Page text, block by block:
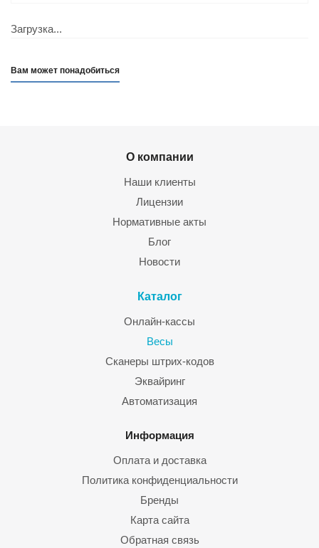
Загрузка...
Вам может понадобиться
О компании
Наши клиенты
Лицензии
Нормативные акты
Блог
Новости
Каталог
Онлайн-кассы
Весы
Сканеры штрих-кодов
Эквайринг
Автоматизация
Информация
Оплата и доставка
Политика конфиденциальности
Бренды
Карта сайта
Обратная связь